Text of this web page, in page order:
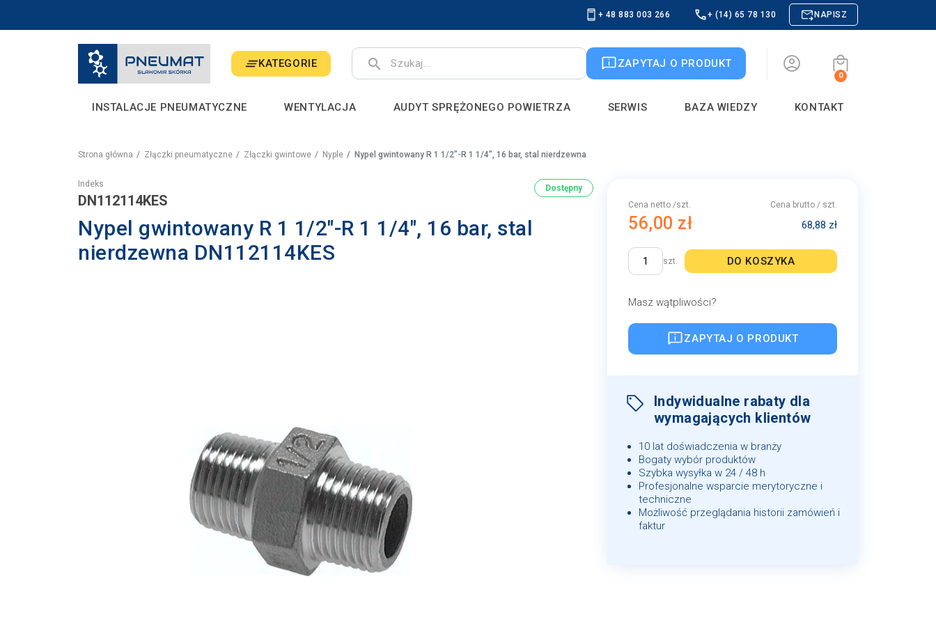
+ 48 883 003 266 + (14) 65 78 130 NAPISZ
search ZAPYTAJ O PRODUKT
0
INSTALACJE PNEUMATYCZNE WENTYLACJA AUDYT SPRĘŻONEGO POWIETRZA SERWIS BAZA WIEDZY KONTAKT
KATEGORIE
Strona główna Złączki pneumatyczne Złączki gwintowe Nyple Nypel gwintowany R 1 1/2"-R 1 1/4", 16 bar, stal nierdzewna
Indeks
DN112114KES
Dostępny
Nypel gwintowany R 1 1/2"-R 1 1/4", 16 bar, stal
nierdzewna DN112114KES
Cena netto /szt.
56,00 zł
Cena brutto / szt.
68,88 zł
szt. DO KOSZYKA
Masz wątpliwości?
ZAPYTAJ O PRODUKT
Indywidualne rabaty dla
wymagających klientów
10 lat doświadczenia w branży
Bogaty wybór produktów
Szybka wysyłka w 24 / 48 h
Profesjonalne wsparcie merytoryczne i
techniczne
Możliwość przeglądania historii zamówień i
faktur